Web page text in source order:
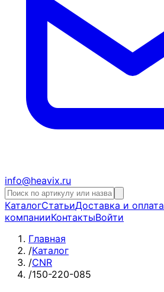
info@heavix.ru
КаталогСтатьиДоставка и оплата
компанииКонтактыВойти
Главная
/Каталог
/CNR
/150-220-085